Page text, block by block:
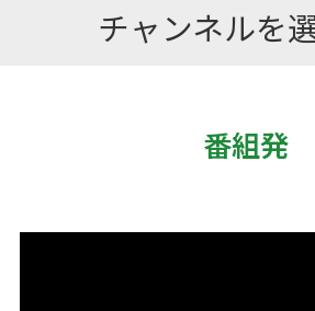
チャンネルを
番組発